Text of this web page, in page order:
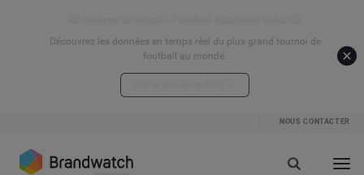
Découvrez les données en temps réel du plus grand tournoi de
football au monde.
NOUS CONTACTER